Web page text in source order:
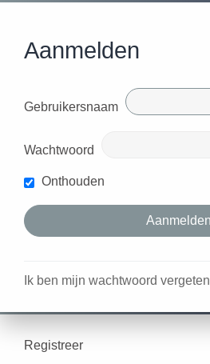
Aanmelden
Gebruikersnaam
Wachtwoord
Onthouden
Ik ben mijn wachtwoord vergeten
Registreer